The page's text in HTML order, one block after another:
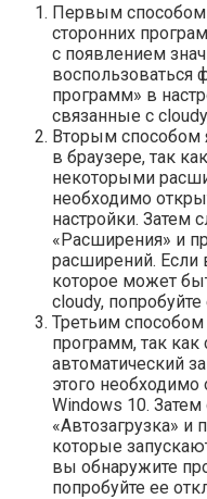
Первым способом
сторонних
с появлением
воспользоваться
программ» в
связанные с
Вторым способом
в браузере, так
некоторыми
необходимо
настройки. Затем
«Расширения» и
расширений. Если
которое может
cloudy,
Третьим способом
программ, так
автоматический
этого необходимо
Windows 10.
«Автозагрузка» и
которые
вы обнаружите
попробуйте ее